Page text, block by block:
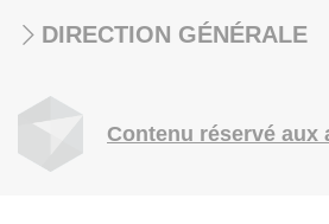
DIRECTION GÉNÉRALE
Contenu réservé aux